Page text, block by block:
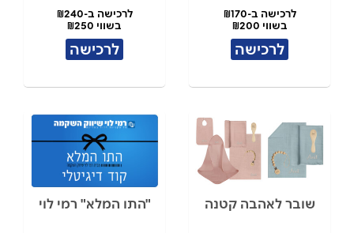
לרכישה ב-₪170
בשווי ₪200
לרכישה
לרכישה ב-₪240
בשווי ₪250
לרכישה
שובר לאהבה קטנה "התו המלא" רמי לוי